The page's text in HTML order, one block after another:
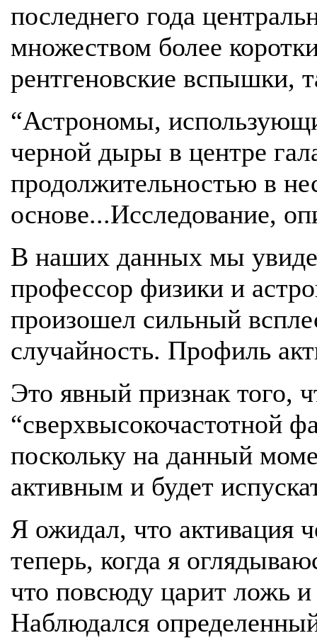
последнего года
множеством более
рентгеновские вспышки,
“Астрономы,
черной дыры в центре
продолжительностью в
основе...Исследование,
В наших данных мы
профессор физики и
произошел сильный
случайность. Профиль
Это явный признак того,
“сверхвысокочастотной
поскольку на данный
активным и будет
Я ожидал, что активация
теперь, когда я
что повсюду царит ложь
Наблюдался